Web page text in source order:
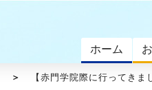
ホーム
【赤門学院際に行ってき